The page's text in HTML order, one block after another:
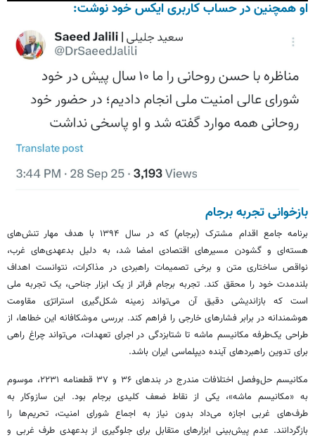
او همچنین در حساب کاربری ایکس خود نوشت:
بازخوانی تجربه برجام
برنامه جامع اقدام مشترک (برجام) که در سال ۱۳۹۴ با هدف مهار تنش‌های
هسته‌ای و گشودن مسیرهای اقتصادی امضا شد، به دلیل بدعهدی‌های غرب،
نواقص ساختاری متن و برخی تصمیمات راهبردی در مذاکرات، نتوانست اهداف
بلندمدت خود را محقق کند. تجربه برجام فراتر از یک ابزار جناحی، یک تجربه ملی
است که بازاندیشی دقیق آن می‌تواند زمینه شکل‌گیری استراتژی مقاومت
هوشمندانه در برابر فشارهای خارجی را فراهم کند. بررسی موشکافانه این خطاها، از
طراحی یک‌طرفه مکانیسم ماشه تا شتابزدگی در اجرای تعهدات، می‌تواند چراغ راهی
برای تدوین راهبردهای آینده دیپلماسی ایران باشد.
مکانیسم حل‌وفصل اختلافات مندرج در بندهای ۳۶ و ۳۷ قطعنامه ۲۲۳۱، موسوم
به «مکانیسم ماشه»، یکی از نقاط ضعف کلیدی برجام بود. این سازوکار به
طرف‌های غربی اجازه می‌داد بدون نیاز به اجماع شورای امنیت، تحریم‌ها را
بازگردانند. عدم پیش‌بینی ابزارهای متقابل برای جلوگیری از بدعهدی طرف غربی و